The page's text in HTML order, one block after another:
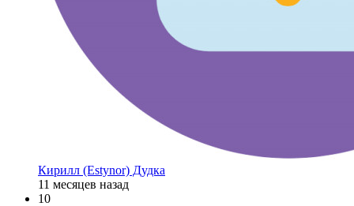
Кирилл (Estynor) Дудка
11 месяцев назад
10